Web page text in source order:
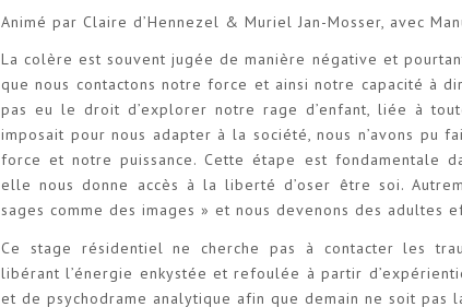
Animé par Claire d’Hennezel & Muriel Jan-Mosser, avec
La colère est souvent jugée de manière négative et
que nous contactons notre force et ainsi notre capacité à
pas eu le droit d’explorer notre rage d’enfant, liée à
imposait pour nous adapter à la société, nous n’avons pu
force et notre puissance. Cette étape est fondamentale
elle nous donne accès à la liberté d’oser être soi.
sages comme des images » et nous devenons des adultes
Ce stage résidentiel ne cherche pas à contacter les
libérant l’énergie enkystée et refoulée à partir
et de psychodrame analytique afin que demain ne soit